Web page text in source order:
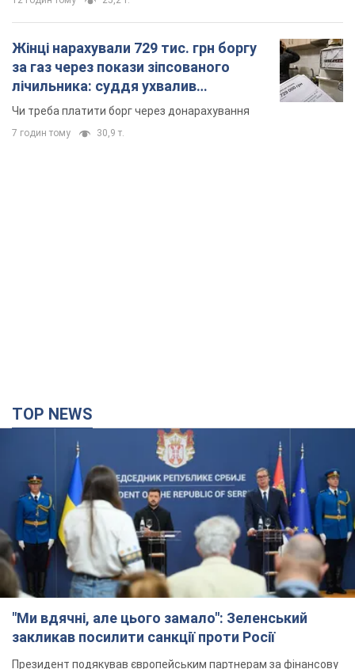
"Ми вдячні, але цього замало": Зеленський
закликав посилити санкції проти Росії
Президент подякував європейським партнерам за фінансову
підтримку
3 години тому 42,3 т.
Українська гімнастка вразила президента США
і вперше почула "Слава Україні"! Як склалася
доля Подкопаєвої, яка 30 років тому виграла